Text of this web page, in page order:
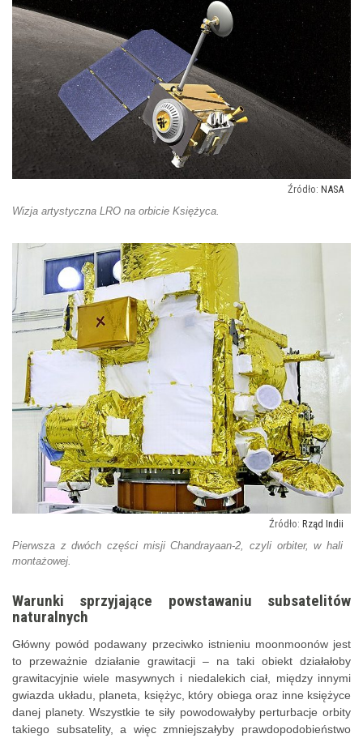
NASA
Wizja artystyczna LRO na orbicie Księżyca.
Rząd Indii
Pierwsza z dwóch części misji Chandrayaan-2, czyli orbiter, w hali
montażowej.
Warunki sprzyjające powstawaniu subsatelitów
naturalnych
Główny powód podawany przeciwko istnieniu moonmoonów jest
to przeważnie działanie grawitacji – na taki obiekt działałoby
grawitacyjnie wiele masywnych i niedalekich ciał, między innymi
gwiazda układu, planeta, księżyc, który obiega oraz inne księżyce
danej planety. Wszystkie te siły powodowałyby perturbacje orbity
takiego subsatelity, a więc zmniejszałyby prawdopodobieństwo